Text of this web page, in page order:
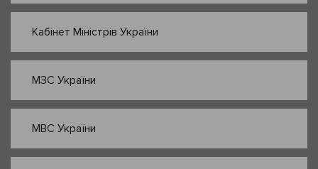
Кабінет Міністрів України
МЗС України
МВС України